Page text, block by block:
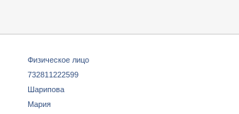
Физическое лицо
732811222599
Шарипова
Мария